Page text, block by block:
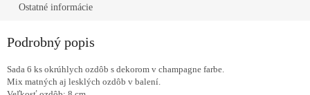
Ostatné informácie
Podrobný popis
Sada 6 ks okrúhlych ozdôb s dekorom v champagne farbe.
Mix matných aj lesklých ozdôb v balení.